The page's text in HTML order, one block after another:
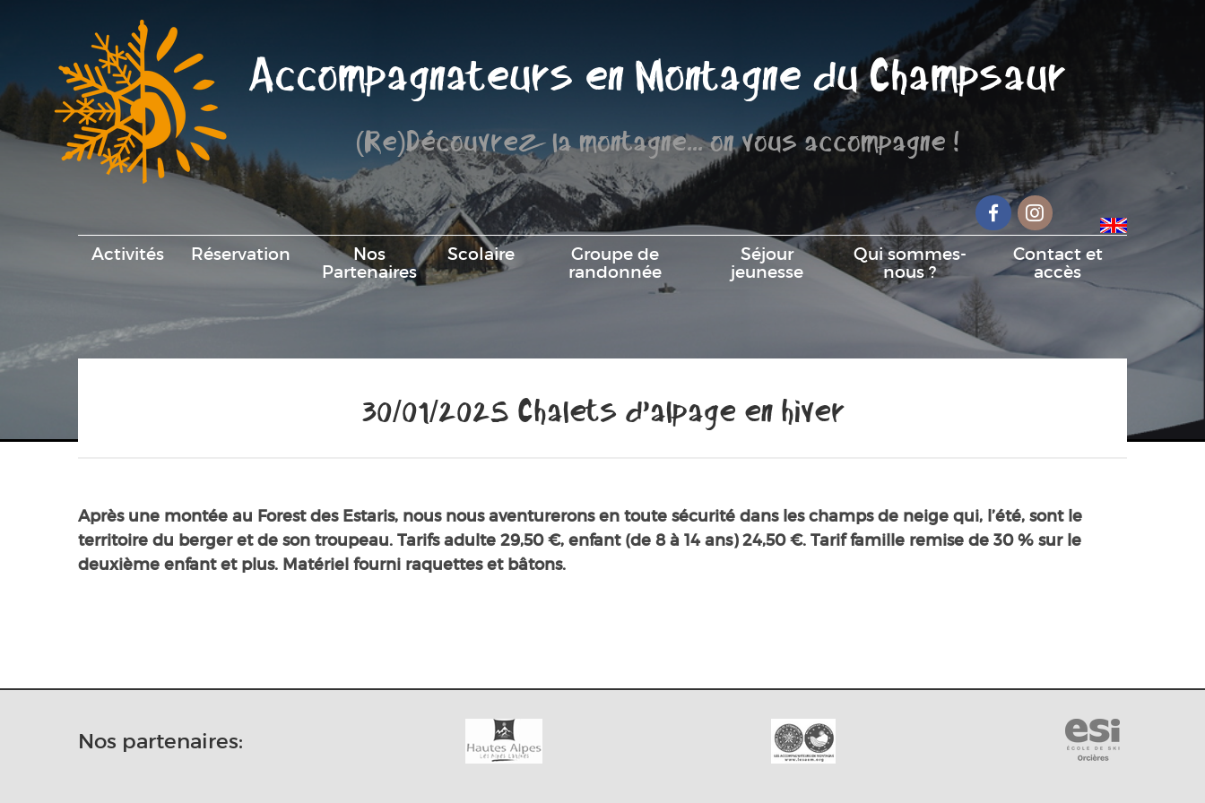
Accompagnateurs en Montagne du Champsaur
(Re)Découvrez la montagne... on vous accompagne !
FacebookInstagram
Activités Réservation
Nos
Partenaires
Scolaire
Groupe de
randonnée
Séjour
jeunesse
Qui sommes-
nous ?
Contact et
accès
30/01/2025 Chalets d’alpage en hiver
Après une montée au Forest des Estaris, nous nous aventurerons en toute sécurité dans les champs de neige qui, l’été, sont le
territoire du berger et de son troupeau. Tarifs adulte 29,50 €, enfant (de 8 à 14 ans) 24,50 €. Tarif famille remise de 30 % sur le
deuxième enfant et plus. Matériel fourni raquettes et bâtons.
Nos partenaires: